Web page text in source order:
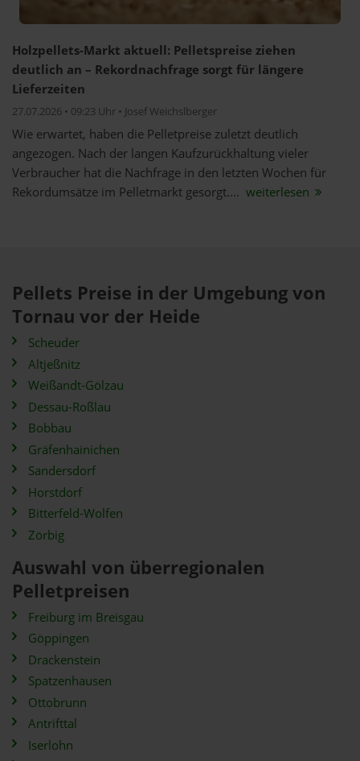
Holzpellets-Markt aktuell: Pelletspreise ziehen
deutlich an – Rekordnachfrage sorgt für längere
Lieferzeiten
27.07.2026 • 09:23 Uhr • Josef Weichslberger
Wie erwartet, haben die Pelletpreise zuletzt deutlich
angezogen. Nach der langen Kaufzurückhaltung vieler
Verbraucher hat die Nachfrage in den letzten Wochen für
Rekordumsätze im Pelletmarkt gesorgt.... weiterlesen
Pellets Preise in der Umgebung von
Tornau vor der Heide
Scheuder
Altjeßnitz
Weißandt-Gölzau
Dessau-Roßlau
Bobbau
Gräfenhainichen
Sandersdorf
Horstdorf
Bitterfeld-Wolfen
Zörbig
Auswahl von überregionalen
Pelletpreisen
Freiburg im Breisgau
Göppingen
Drackenstein
Spatzenhausen
Ottobrunn
Antrifttal
Iserlohn